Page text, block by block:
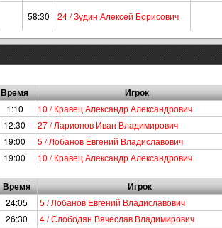
58:30 24 / Зудин Алексей Борисович
Время Игрок
1:10
10 / Кравец Александр Александрович
12:30
27 / Ларионов Иван Владимирович
19:00
5 / Лобанов Евгений Владиславович
19:00 10 / Кравец Александр Александрович
Время Игрок
24:05
5 / Лобанов Евгений Владиславович
26:30
4 / Слободян Вячеслав Владимирович